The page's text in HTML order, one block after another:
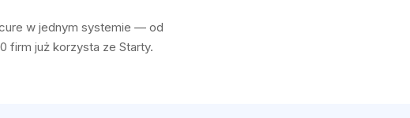
w jednym systemie — od
firm już korzysta ze Starty.